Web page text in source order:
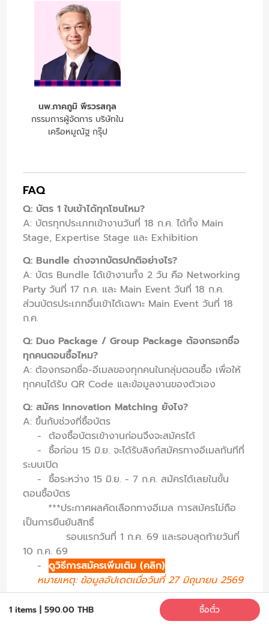
1 items 590.00 THB ซื้อตั๋ว
นพ.ภาคภูมิ พีรวรสกุล
กรรมการผู้จัดการ บริษัทใน
เครือหมูณัฐ กรุ๊ป
FAQ
Q: บัตร 1 ใบเข้าได้ทุกโซนไหม?
A: บัตรทุกประเภทเข้างานวันที่ 18 ก.ค. ได้ทั้ง Main
Stage, Expertise Stage และ Exhibition
Q: Bundle ต่างจากบัตรปกติอย่างไร?
A: บัตร Bundle ได้เข้างานทั้ง 2 วัน คือ Networking
Party วันที่ 17 ก.ค. และ Main Event วันที่ 18 ก.ค.
ส่วนบัตรประเภทอื่นเข้าได้เฉพาะ Main Event วันที่ 18
ก.ค.
Q: Duo Package / Group Package ต้องกรอกชื่อ
ทุกคนตอนซื้อไหม?
A: ต้องกรอกชื่อ-อีเมลของทุกคนในกลุ่มตอนซื้อ เพื่อให้
ทุกคนได้รับ QR Code และข้อมูลงานของตัวเอง
Q: สมัคร Innovation Matching ยังไง?
A: ขึ้นกับช่วงที่ซื้อบัตร
- ต้องซื้อบัตรเข้างานก่อนจึงจะสมัครได้
- ซื้อก่อน 15 มิ.ย. จะได้รับลิงก์สมัครทางอีเมลทันทีที่
ระบบเปิด
- ซื้อระหว่าง 15 มิ.ย. - 7 ก.ค. สมัครได้เลยในขั้น
ตอนซื้อบัตร
***ประกาศผลคัดเลือกทางอีเมล การสมัครไม่ถือ
เป็นการยืนยันสิทธิ์
รอบแรกวันที่ 1 ก.ค. 69 และรอบสุดท้ายวันที่
10 ก.ค. 69
-ดูวิธีการสมัครเพิ่มเติม (คลิก)
หมายเหตุ: ข้อมูลอัปเดตเมื่อวันที่ 27 มิถุนายน 2569
Q: ซื้อบัตรหลัง 7 ก.ค. แล้วอยากสมัคร Matching ได้
ไหม?